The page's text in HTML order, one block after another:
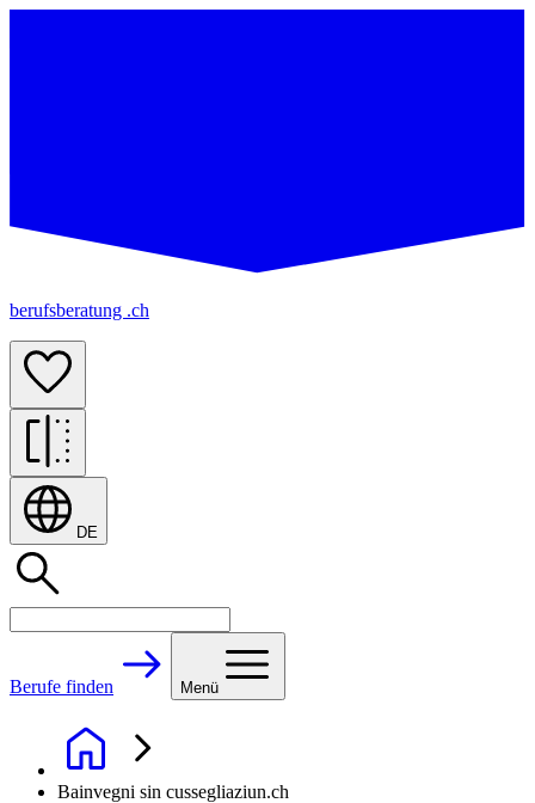
berufsberatung .ch
DE
Berufe finden Menü
Bainvegni sin cussegliaziun.ch